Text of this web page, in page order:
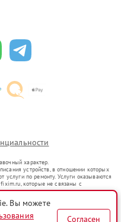
характер.
устройств, в отношении которых
по ремонту. Услуги оказываются
которые не связаны с
представителями.
в гражданский оборот в соответствии
услуг или введения
о предоставляемых услугах по
Вы можете
Согласен